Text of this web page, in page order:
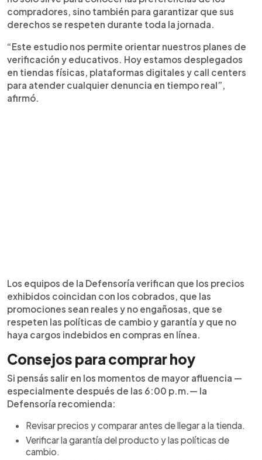
compradores, sino también para garantizar que sus
derechos se respeten durante toda la jornada.
“Este estudio nos permite orientar nuestros planes de
verificación y educativos. Hoy estamos desplegados
en tiendas físicas, plataformas digitales y call centers
para atender cualquier denuncia en tiempo real”,
afirmó.
Los equipos de la Defensoría verifican que los precios
exhibidos coincidan con los cobrados, que las
promociones sean reales y no engañosas, que se
respeten las políticas de cambio y garantía y que no
haya cargos indebidos en compras en línea.
Consejos para comprar hoy
Si pensás salir en los momentos de mayor afluencia —
especialmente después de las 6:00 p.m.— la
Defensoría recomienda:
Revisar precios y comparar antes de llegar a la tienda.
Verificar la garantía del producto y las políticas de
cambio.